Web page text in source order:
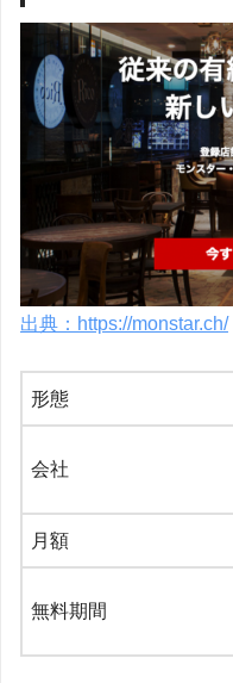
出典：https://monstar.ch/
形態
会社
月額
無料期間